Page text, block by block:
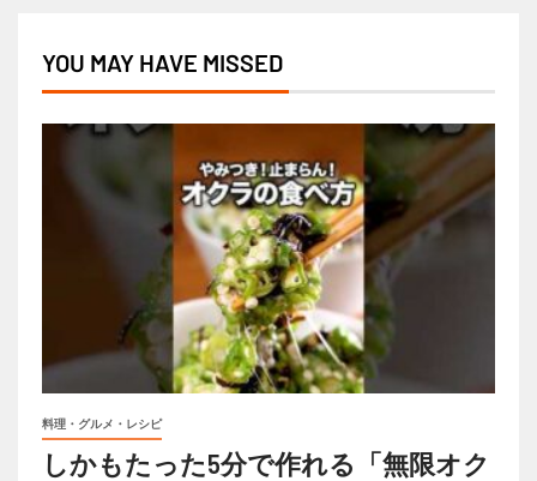
YOU MAY HAVE MISSED
料理・グルメ・レシピ
しかもたった5分で作れる「無限オク